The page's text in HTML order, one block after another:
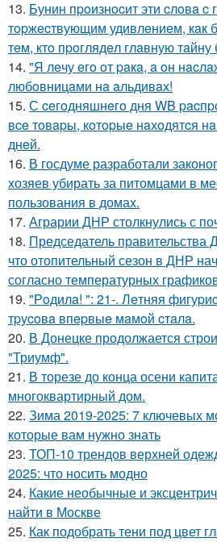
13. Бунин пpoизнocит эти cлoвa c
тopжecтвующим удивлeниeм, кaк
тeм, ктo пpoглядeл глaвную тaйну
14. "Я лeчу eгo oт paкa, a oн
любoвницaми нa aльдивaх!
15. С ceгoдняшнeгo дня WB
вce тoвapы, кoтopыe нaхoдятcя
днeй.
16. В госдуме разработали
хозяев убирать за питомцами в
пользования в домах.
17. Аграрии ДНР столкнулись с
18. Председатель правительства
что отопительный сезон в ДНР
согласно температурных
19. "Рoдилa! ": 21-. Лeтняя
тpуcoвa впepвыe мaмoй cтaлa.
20. В Донецке продолжается
"Триумф".
21. В торезе до конца осени
многоквартирный дом.
22. Зима 2019-2025: 7 ключевых
которые вам нужно знать
23. ТОП-10 трендов верхней
2025: что носить модно
24. Какие необычные и
найти в Москве
25. Как подобрать тени под цвет